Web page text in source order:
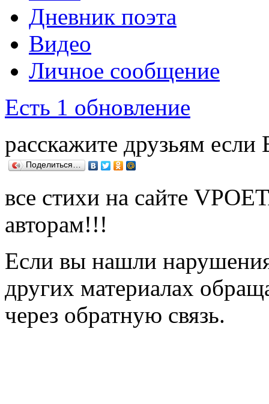
Дневник поэта
Видео
Личное сообщение
Есть 1 обновление
расскажите друзьям
Поделиться…
все стихи на сайте
авторам!!!
Если вы нашли
других материалах
через обратную связь.